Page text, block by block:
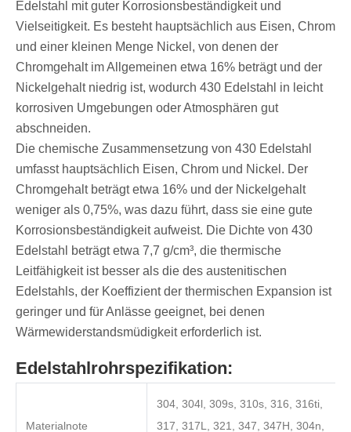
Edelstahl mit guter Korrosionsbeständigkeit und
Vielseitigkeit. Es besteht hauptsächlich aus Eisen, Chrom
und einer kleinen Menge Nickel, von denen der
Chromgehalt im Allgemeinen etwa 16% beträgt und der
Nickelgehalt niedrig ist, wodurch 430 Edelstahl in leicht
korrosiven Umgebungen oder Atmosphären gut
abschneiden.
Die chemische Zusammensetzung von 430 Edelstahl
umfasst hauptsächlich Eisen, Chrom und Nickel. Der
Chromgehalt beträgt etwa 16% und der Nickelgehalt
weniger als 0,75%, was dazu führt, dass sie eine gute
Korrosionsbeständigkeit aufweist. Die Dichte von 430
Edelstahl beträgt etwa 7,7 g/cm³, die thermische
Leitfähigkeit ist besser als die des austenitischen
Edelstahls, der Koeffizient der thermischen Expansion ist
geringer und für Anlässe geeignet, bei denen
Wärmewiderstandsmüdigkeit erforderlich ist.
Edelstahlrohrspezifikation:
Materialnote
304, 304l, 309s, 310s, 316, 316ti,
317, 317L, 321, 347, 347H, 304n,